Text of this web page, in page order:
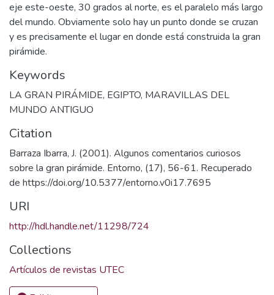
eje este-oeste, 30 grados al norte, es el paralelo más largo
del mundo. Obviamente solo hay un punto donde se cruzan
y es precisamente el lugar en donde está construida la gran
pirámide.
Keywords
LA GRAN PIRÁMIDE, EGIPTO, MARAVILLAS DEL
MUNDO ANTIGUO
Citation
Barraza Ibarra, J. (2001). Algunos comentarios curiosos
sobre la gran pirámide. Entorno, (17), 56-61. Recuperado
de https://doi.org/10.5377/entorno.v0i17.7695
URI
http://hdl.handle.net/11298/724
Collections
Artículos de revistas UTEC